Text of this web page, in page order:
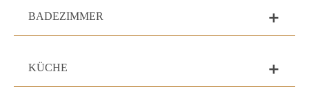
BADEZIMMER add
KÜCHE add